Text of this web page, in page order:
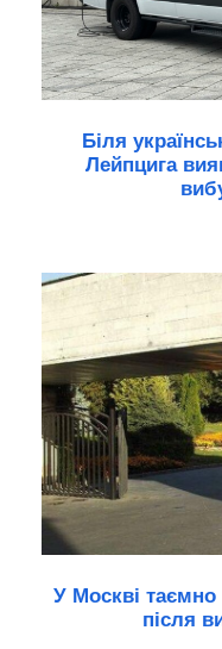
Біля
Лейпцига
У Москві
після